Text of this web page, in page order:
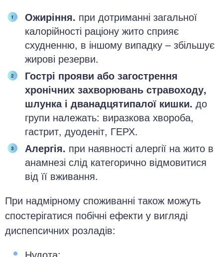
Ожиріння. при дотриманні загальної
калорійності раціону жито сприяє
схудненню, в іншому випадку – збільшує
жирові резерви.
Гострі прояви або загострення
хронічних захворювань стравоходу,
шлунка і дванадцятипалої кишки. до
групи належать: виразкова хвороба,
гастрит, дуоденіт, ГЕРХ.
Алергія. при наявності алергії на жито в
анамнезі слід категорично відмовитися
від її вживання.
При надмірному споживанні також можуть
спостерігатися побічні ефекти у вигляді
диспепсичних розладів:
Нудота;